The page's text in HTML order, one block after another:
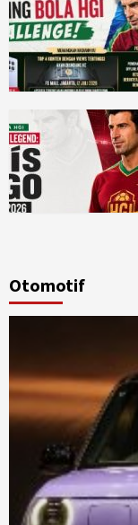
Otomotif